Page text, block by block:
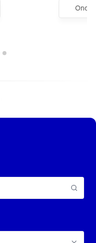
Onde